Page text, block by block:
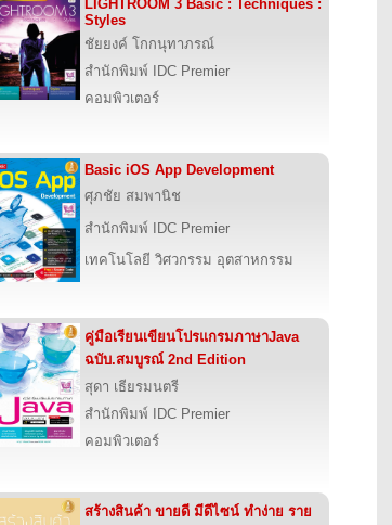
LIGHTROOM 3 Basic : Techniques :
Styles
ชัยยงค์ โกกนุทาภรณ์
สำนักพิมพ์ IDC Premier
คอมพิวเตอร์
Basic iOS App Development
ศุภชัย สมพานิช
สำนักพิมพ์ IDC Premier
เทคโนโลยี วิศวกรรม อุตสาหกรรม
คู่มือเรียนเขียนโปรแกรมภาษาJava
ฉบับ.สมบูรณ์ 2nd Edition
สุดา เธียรมนตรี
สำนักพิมพ์ IDC Premier
คอมพิวเตอร์
สร้างสินค้า ขายดี มีดีไซน์ ทำง่าย ราย